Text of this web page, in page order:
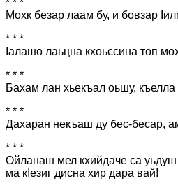
* * *
Мохк безар лаам бу, и бовзар
* * *
Іалашо лаьцна кхоьссина топ
* * *
Бахам лан хьекъал оьшу, къелла
* * *
Дахаран некъаш ду бес-бесар,
* * *
Ойланаш мел кхийдаче са уьдуш
ма кІезиг дисна хир дара вай!